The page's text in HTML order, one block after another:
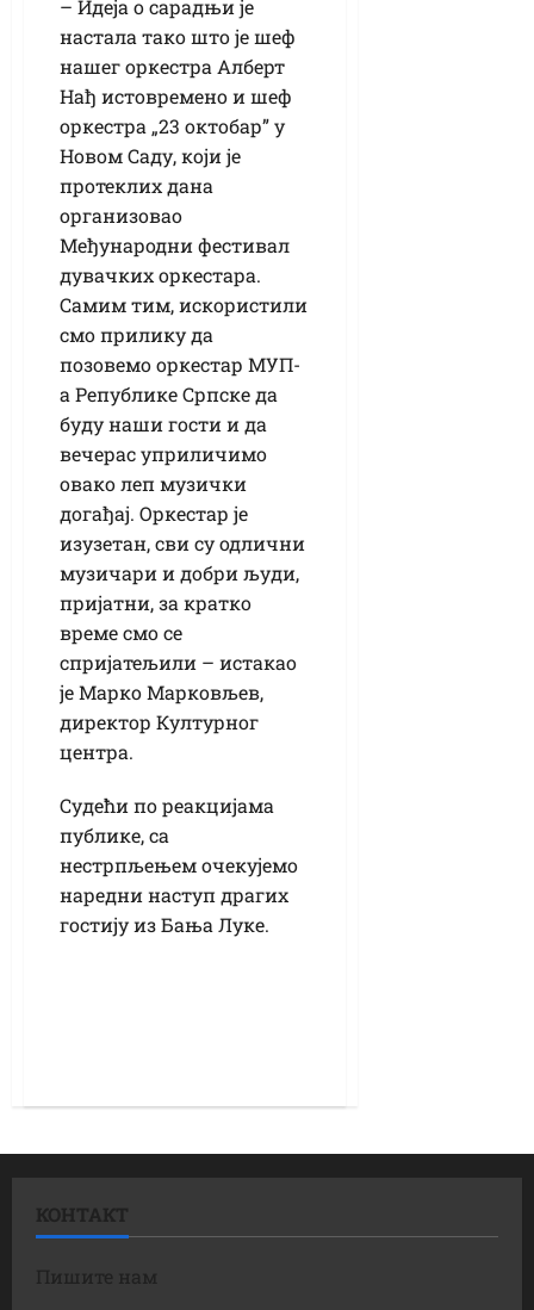
– Идеја о сарадњи је
настала тако што је шеф
нашег оркестра Алберт
Нађ истовремено и шеф
оркестра „23 октобар” у
Новом Саду, који је
протеклих дана
организовао
Међународни фестивал
дувачких оркестара.
Самим тим, искористили
смо прилику да
позовемо оркестар МУП-
а Републике Српске да
буду наши гости и да
вечерас уприличимо
овако леп музички
догађај. Оркестар је
изузетан, сви су одлични
музичари и добри људи,
пријатни, за кратко
време смо се
спријатељили – истакао
је Марко Марковљев,
директор Културног
центра.
Судећи по реакцијама
публике, са
нестрпљењем очекујемо
наредни наступ драгих
гостију из Бања Луке.
КОНТАКТ
Пишите нам